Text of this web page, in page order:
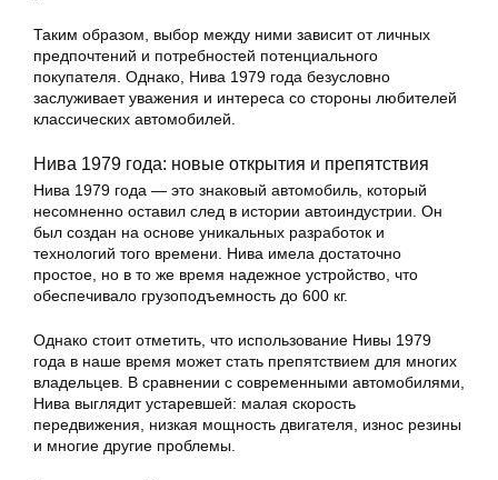
Таким образом, выбор между ними зависит от личных
предпочтений и потребностей потенциального
покупателя. Однако, Нива 1979 года безусловно
заслуживает уважения и интереса со стороны любителей
классических автомобилей.
Нива 1979 года: новые открытия и препятствия
Нива 1979 года — это знаковый автомобиль, который
несомненно оставил след в истории автоиндустрии. Он
был создан на основе уникальных разработок и
технологий того времени. Нива имела достаточно
простое, но в то же время надежное устройство, что
обеспечивало грузоподъемность до 600 кг.
Однако стоит отметить, что использование Нивы 1979
года в наше время может стать препятствием для многих
владельцев. В сравнении с современными автомобилями,
Нива выглядит устаревшей: малая скорость
передвижения, низкая мощность двигателя, износ резины
и многие другие проблемы.